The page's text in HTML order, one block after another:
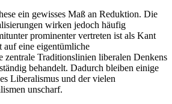
ein gewisses Maß an Reduktion. Die
wirken jedoch häufig
prominenter vertreten ist als Kant
eine eigentümliche
zentrale Traditionslinien liberalen Denkens
behandelt. Dadurch bleiben einige
Liberalismus und der vielen
unscharf.